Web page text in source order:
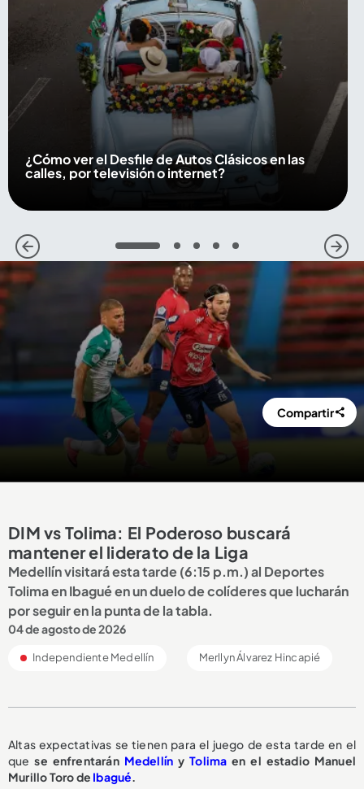
¿Cómo ver el Desfile de Autos Clásicos en las
calles, por televisión o internet?
1 2 3 4 5
Compartir
DIM vs Tolima: El Poderoso buscará
mantener el liderato de la Liga
Medellín visitará esta tarde (6:15 p.m.) al Deportes
Tolima en Ibagué en un duelo de colíderes que lucharán
por seguir en la punta de la tabla.
04 de agosto de 2026
Independiente Medellín Merllyn Álvarez Hincapié
Altas expectativas se tienen para el juego de esta tarde en el
quese enfrentarán MedellínyTolimaen el estadio Manuel
Murillo Toro de Ibagué.